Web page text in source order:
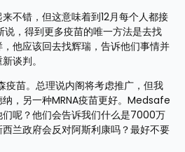
不错，但这意味着到12月每个人都接
说，得到更多疫苗的唯一方法是去找
他应该回去找辉瑞，告诉他们事情并
谈判。
苗。总理说内阁将考虑推广，但我
，另一种MRNA疫苗更好。Medsafe
呢？他们会告诉我们什么是7000万
兰政府会反对阿斯利康吗？最好不要